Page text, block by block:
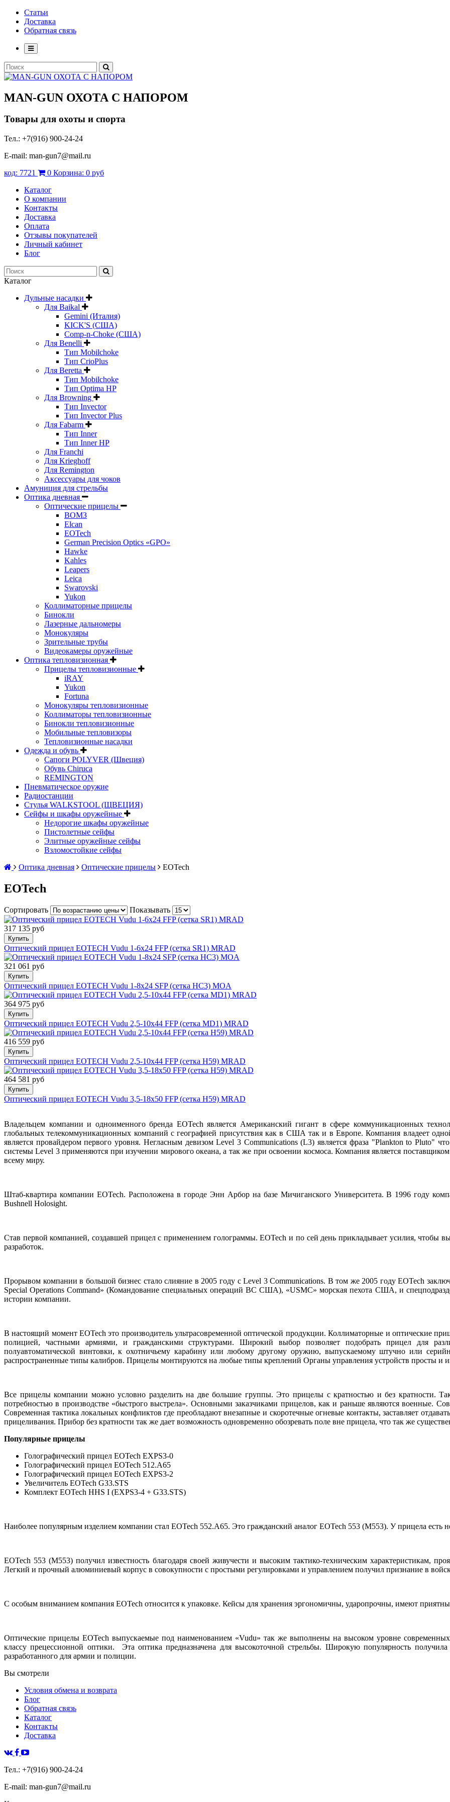
Статьи
Доставка
Обратная связь
MAN-GUN ОХОТА С НАПОРОМ
Товары для охоты и спорта
Тел.: +7(916) 900-24-24
E-mail: man-gun7@mail.ru
код: 7721 0 Корзина: 0 руб
Каталог
О компании
Контакты
Доставка
Оплата
Отзывы покупателей
Личный кабинет
Блог
Каталог
Дульные насадки
Для Baikal
Gemini (Италия)
KICK'S (США)
Comp-n-Choke (США)
Для Benelli
Тип Mobilchoke
Тип CrioPlus
Для Beretta
Тип Mobilchoke
Тип Optima HP
Для Browning
Тип Invector
Тип Invector Plus
Для Fabarm
Тип Inner
Тип Inner HP
Для Franchi
Для Krieghoff
Для Remington
Аксессуары для чоков
Амуниция для стрельбы
Оптика дневная
Оптические прицелы
ВОМЗ
Elcan
EOTech
German Precision Optics «GPO»
Hawke
Kahles
Leapers
Leica
Swarovski
Yukon
Коллиматорные прицелы
Бинокли
Лазерные дальномеры
Монокуляры
Зрительные трубы
Видеокамеры оружейные
Оптика тепловизионная
Прицелы тепловизионные
iRAY
Yukon
Fortuna
Монокуляры тепловизионные
Коллиматоры тепловизионные
Бинокли тепловизионные
Мобильные тепловизоры
Тепловизионные насадки
Одежда и обувь
Сапоги POLYVER (Швеция)
Обувь Chiruca
REMINGTON
Пневматическое оружие
Радиостанции
Стулья WALKSTOOL (ЩВЕЦИЯ)
Сейфы и шкафы оружейные
Недорогие шкафы оружейные
Пистолетные сейфы
Элитные оружейные сейфы
Взломостойкие сейфы
Оптика дневная
Оптические прицелы EOTech
EOTech
Сортировать Показывать
317 135 руб
Купить
Оптический прицел EOTECH Vudu 1-6x24 FFP (сетка SR1) MRAD
321 061 руб
Купить
Оптический прицел EOTECH Vudu 1-8x24 SFP (сетка HC3) MOA
364 975 руб
Купить
Оптический прицел EOTECH Vudu 2,5-10x44 FFP (сетка MD1) MRAD
416 559 руб
Купить
Оптический прицел EOTECH Vudu 2,5-10x44 FFP (сетка H59) MRAD
464 581 руб
Купить
Оптический прицел EOTECH Vudu 3,5-18x50 FFP (сетка H59) MRAD
Владельцем компании и одноименного бренда EOTech является Американский гигант в сфере коммуникационных
глобальных телекоммуникационных компаний с географией присутствия как в США так и в Европе. Компания владеет
является провайдером первого уровня. Негласным девизом Level 3 Communications (L3) является фраза "Plankton to Pluto"
системы Level 3 применяются при изучении мирового океана, а так же при освоении космоса. Компания является
всему миру.
Штаб-квартира компании EOTech. Расположена в городе Энн Арбор на базе Мичиганского Университета. В 1996 году
Bushnell Holosight.
Став первой компанией, создавшей прицел с применением голограммы. EOTech и по сей день прикладывает усилия, чтобы
разработок.
Прорывом компании в большой бизнес стало слияние в 2005 году с Level 3 Communications. В том же 2005 году EOTech
Special Operations Command» (Командование специальных операций ВС США), «USMC» морская пехота США, и
истории компании.
В настоящий момент EOTech это производитель ультрасовременной оптической продукции. Коллиматорные и оптические
полицией, частными армиями, и гражданскими структурами. Широкий выбор позволяет подобрать прицел для
полуавтоматической винтовки, к охотничьему карабину или любому другому оружию, выпускаемому штучно или
распространенные типы калибров. Прицелы монтируются на любые типы креплений Органы управления устройств просты и
Все прицелы компании можно условно разделить на две большие группы. Это прицелы с кратностью и без кратности.
потребностью в производстве «быстрого выстрела». Основными заказчиками прицелов, как и раньше являются военные.
Современная тактика локальных конфликтов где преобладают внезапные и скоротечные огневые контакты, заставляет
прицеливания. Прибор без кратности так же дает возможность одновременно обозревать поле вне прицела, что так же
Популярные прицелы
Голографический прицел EOTech EXPS3-0
Голографический прицел EOTech 512.A65
Голографический прицел EOTech EXPS3-2
Увеличитель EOTech G33.STS
Комплект EOTech HHS I (EXPS3-4 + G33.STS)
Наиболее популярным изделием компании стал EOTech 552.A65. Это гражданский аналог EOTech 553 (М553). У прицела есть
EOTech 553 (М553) получил известность благодаря своей живучести и высоким тактико-техническим характеристикам,
Легкий и прочный алюминиевый корпус в совокупности с простыми регулировками и управлением получил признание в
С особым вниманием компания EOTech относится к упаковке. Кейсы для хранения эргономичны, ударопрочны, имеют
Оптические прицелы EOTech выпускаемые под наименованием «Vudu» так же выполнены на высоком уровне
классу прецессионной оптики. Эта оптика предназначена для высокоточной стрельбы. Широкую популярность
разработанного для армии и полиции.
Вы смотрели
Условия обмена и возврата
Блог
Обратная связь
Каталог
Контакты
Доставка
Тел.: +7(916) 900-24-24
E-mail: man-gun7@mail.ru